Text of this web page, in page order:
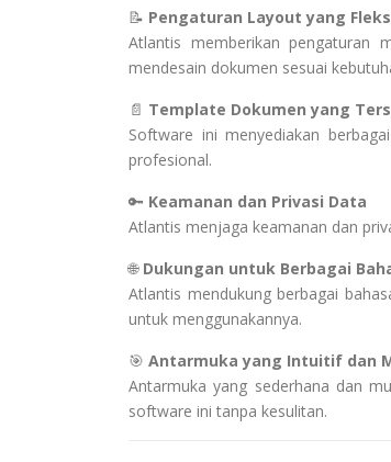
📝 Pengaturan Layout yang
Atlantis memberikan pengaturan
mendesain dokumen sesuai
📄 Template Dokumen yang
Software ini menyediakan
profesional.
🔑 Keamanan dan Privasi Data
Atlantis menjaga keamanan dan
🌐 Dukungan untuk Berbagai
Atlantis mendukung berbagai
untuk menggunakannya.
🎯 Antarmuka yang Intuitif dan
Antarmuka yang sederhana dan
software ini tanpa kesulitan.